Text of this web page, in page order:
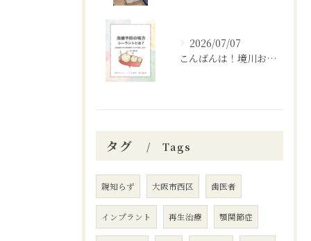
2026/07/07
こんばんは！境川おとなこども歯科矯正歯科です🦷✨
タグ Tags
親知らず 大阪市西区 歯医者
インプラント 再生治療 顎関節症